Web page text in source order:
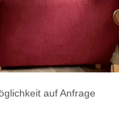
auf Anfrage